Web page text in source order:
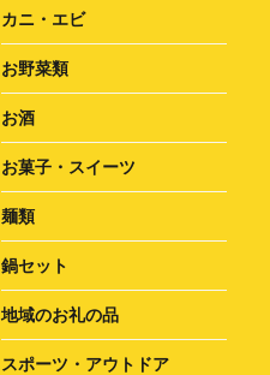
カニ・エビ
お野菜類
お酒
お菓子・スイーツ
麺類
鍋セット
地域のお礼の品
スポーツ・アウトドア